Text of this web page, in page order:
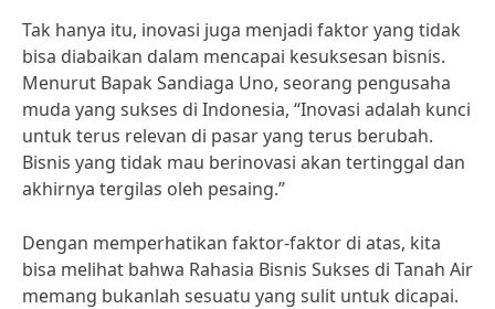
Tak hanya itu, inovasi juga menjadi faktor yang tidak
bisa diabaikan dalam mencapai kesuksesan bisnis.
Menurut Bapak Sandiaga Uno, seorang pengusaha
muda yang sukses di Indonesia, “Inovasi adalah kunci
untuk terus relevan di pasar yang terus berubah.
Bisnis yang tidak mau berinovasi akan tertinggal dan
akhirnya tergilas oleh pesaing.”
Dengan memperhatikan faktor-faktor di atas, kita
bisa melihat bahwa Rahasia Bisnis Sukses di Tanah Air
memang bukanlah sesuatu yang sulit untuk dicapai.